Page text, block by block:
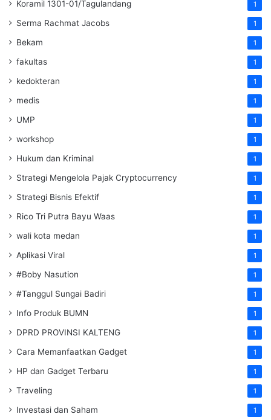
Koramil 1301-01/Tagulandang 1
Serma Rachmat Jacobs 1
Bekam 1
fakultas 1
kedokteran 1
medis 1
UMP 1
workshop 1
Hukum dan Kriminal 1
Strategi Mengelola Pajak Cryptocurrency 1
Strategi Bisnis Efektif 1
Rico Tri Putra Bayu Waas 1
wali kota medan 1
Aplikasi Viral 1
#Boby Nasution 1
#Tanggul Sungai Badiri 1
Info Produk BUMN 1
DPRD PROVINSI KALTENG 1
Cara Memanfaatkan Gadget 1
HP dan Gadget Terbaru 1
Traveling 1
Investasi dan Saham 1